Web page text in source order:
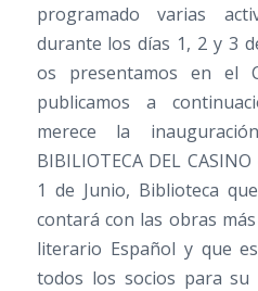
programado varias
durante los días 1, 2 y 3
os presentamos en el
publicamos a
merece la
BIBILIOTECA DEL
1 de Junio, Biblioteca
contará con las obras
literario Español y que
todos los socios para